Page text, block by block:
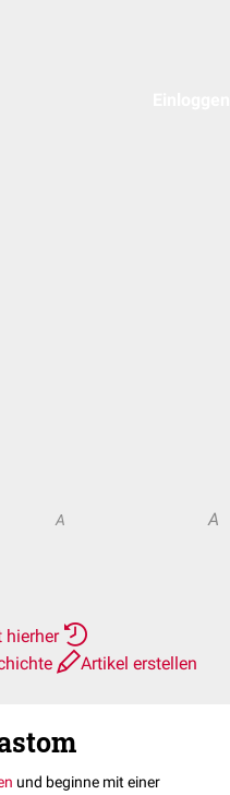
A A
hierher
Artikel erstellen
und beginne mit einer